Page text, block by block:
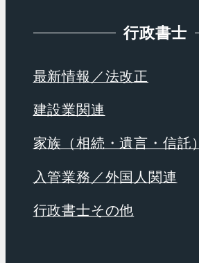
行政書士
最新情報／法改正
建設業関連
家族（相続・遺言・信託）
入管業務／外国人関連
行政書士その他